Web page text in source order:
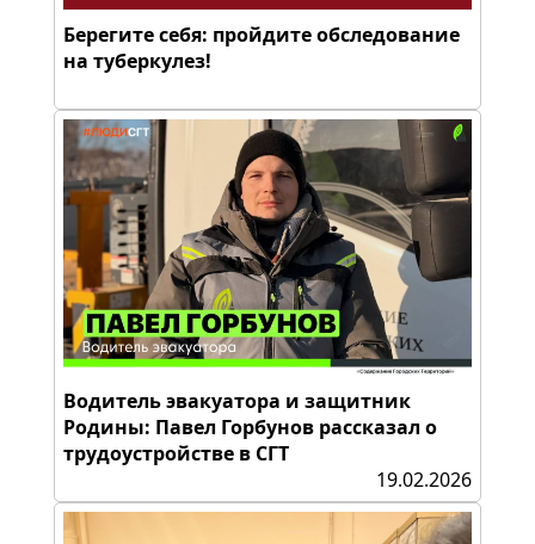
Берегите себя: пройдите обследование
на туберкулез!
Водитель эвакуатора и защитник
Родины: Павел Горбунов рассказал о
трудоустройстве в СГТ
19.02.2026